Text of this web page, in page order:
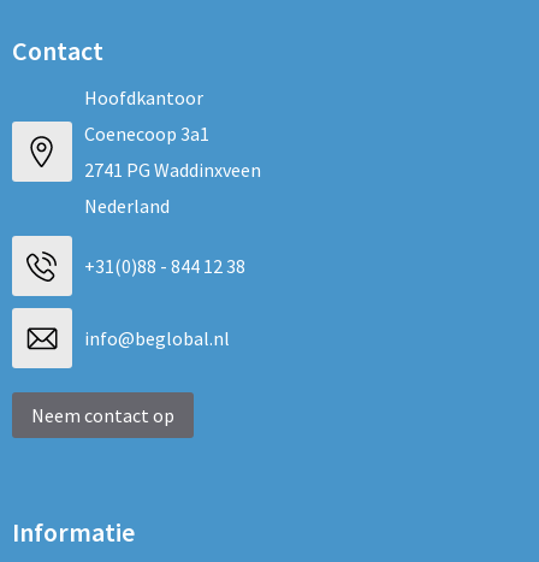
Contact
Hoofdkantoor
Coenecoop 3a1
2741 PG Waddinxveen
Nederland
+31(0)88 - 844 12 38
info@beglobal.nl
Neem contact op
Informatie